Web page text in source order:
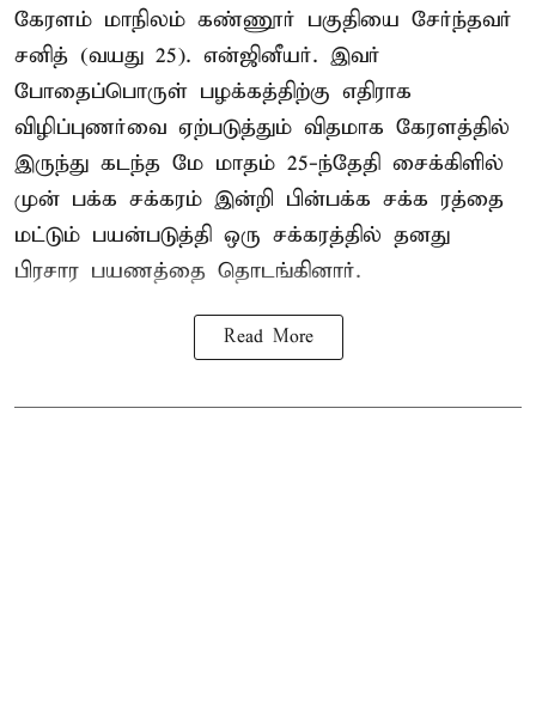
கேரளம் மாநிலம் கண்ணூர் பகுதியை சேர்ந்தவர்
சனித் (வயது 25). என்ஜினீயர். இவர்
போதைப்பொருள் பழக்கத்திற்கு எதிராக
விழிப்புணர்வை ஏற்படுத்தும் விதமாக கேரளத்தில்
இருந்து கடந்த மே மாதம் 25-ந்தேதி சைக்கிளில்
முன் பக்க சக்கரம் இன்றி பின்பக்க சக்க ரத்தை
மட்டும் பயன்படுத்தி ஒரு சக்கரத்தில் தனது
பிரசார பயணத்தை தொடங்கினார்.
Read More